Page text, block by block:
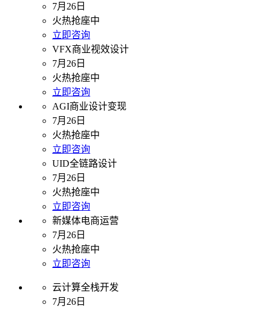
7月26日
火热抢座中
立即咨询
VFX商业视效设计
7月26日
火热抢座中
立即咨询
AGI商业设计变现
7月26日
火热抢座中
立即咨询
UID全链路设计
7月26日
火热抢座中
立即咨询
新媒体电商运营
7月26日
火热抢座中
立即咨询
云计算全栈开发
7月26日